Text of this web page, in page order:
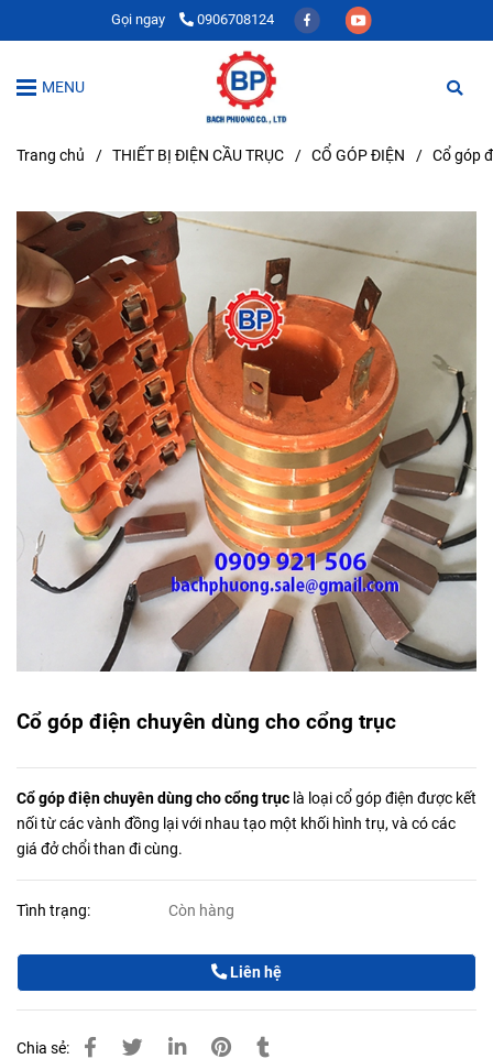
Gọi ngay 0906708124
MENU
Trang chủ / THIẾT BỊ ĐIỆN CẦU TRỤC / CỔ GÓP ĐIỆN / Cổ góp
Cổ góp điện chuyên dùng cho cổng trục
Cổ góp điện chuyên dùng cho cổng trục là loại cổ góp điện được kết
nối từ các vành đồng lại với nhau tạo một khối hình trụ, và có các
giá đở chổi than đi cùng.
Tình trạng: Còn hàng
Liên hệ
Chia sẻ: